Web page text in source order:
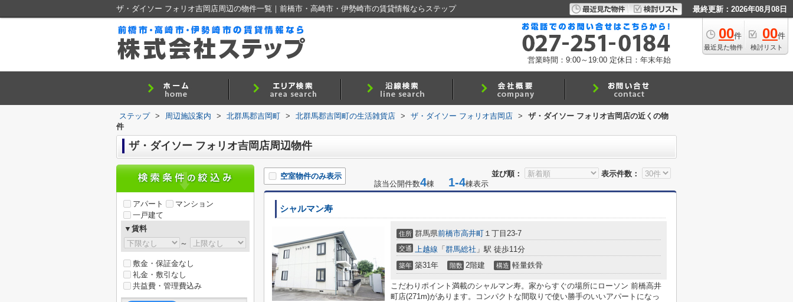
ザ・ダイソー フォリオ吉岡店周辺の物件一覧｜前橋市・高崎市・伊勢崎市の賃貸情報ならステップ 最終更新：2026年08月08日
00件
最近見た物件
00件
検討リスト
営業時間：9:00～19:00 定休日：年末年始
ステップ > 周辺施設案内 > 北群馬郡吉岡町 > 北群馬郡吉岡町の生活雑貨店 > ザ・ダイソー フォリオ吉岡店 >
ザ・ダイソー フォリオ吉岡店の近くの物
件
ザ・ダイソー フォリオ吉岡店周辺物件
並び順： 表示件数：
空室物件のみ表示
該当公開件数4棟 1-4棟表示
シャルマン寿
住所 群馬県前橋市高井町 １丁目23-7
交通 上越線 「 群馬総社 」駅 徒歩11分
築年 築31年 階数 2階建 構造 軽量鉄骨
こだわりポイント満載のシャルマン寿。家からすぐの場所にローソン 前橋高井
町店(271m)があります。コンパクトな間取りで使い勝手のいいアパートになっ
アパート
マンション
一戸建て
▼賃料
～
敷金・保証金なし
礼金・敷引なし
共益費・管理費込み